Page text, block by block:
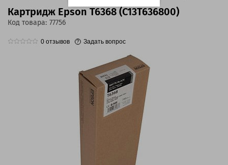
Картридж Epson T6368 (C13T636800)
Код товара: 77756
0 отзывов Задать вопрос